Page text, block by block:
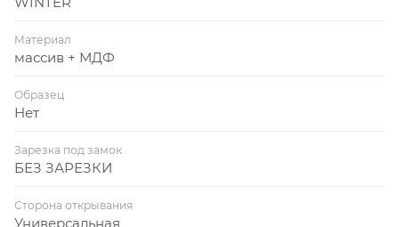
Материал
массив + МДФ
Образец
Нет
Зарезка под замок
БЕЗ ЗАРЕЗКИ
Сторона открывания
Универсальная